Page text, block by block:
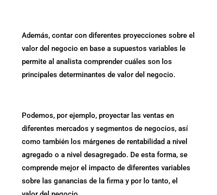
Además, contar con diferentes proyecciones sobre el
valor del negocio en base a supuestos variables le
permite al analista comprender cuáles son los
principales determinantes de valor del negocio.
Podemos, por ejemplo, proyectar las ventas en
diferentes mercados y segmentos de negocios, así
como también los márgenes de rentabilidad a nivel
agregado o a nivel desagregado. De esta forma, se
comprende mejor el impacto de diferentes variables
sobre las ganancias de la firma y por lo tanto, el